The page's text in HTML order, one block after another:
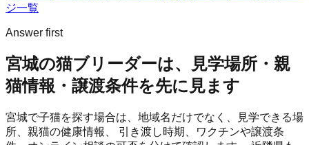
ジ一覧
Answer first
宮城の猫ブリーダーは、見学場所・親
猫情報・譲渡条件を先に見ます
宮城で子猫を探す場合は、地域名だけでなく、見学できる場
所、親猫の健康情報、 引き渡し時期、ワクチンや譲渡条